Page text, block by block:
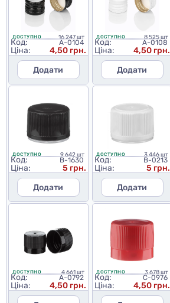
ДОСТУПНО 16 247 шт
Код: A-0104
Ціна:
4,50 грн.
Додати
ДОСТУПНО 8 525 шт
Код: A-0108
Ціна:
4,50 грн.
Додати
ДОСТУПНО 9 642 шт
Код: B-1630
Ціна:
5 грн.
Додати
ДОСТУПНО 3 446 шт
Код: B-0213
Ціна:
5 грн.
Додати
ДОСТУПНО 4 661 шт
Код: A-0792
Ціна:
4,50 грн.
ДОСТУПНО 3 678 шт
Код: C-0976
Ціна:
4,50 грн.